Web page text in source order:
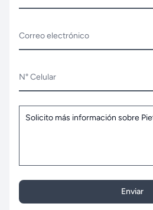
Correo electrónico
N° Celular
Enviar